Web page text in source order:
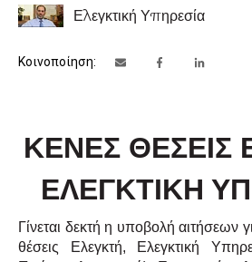
Ελεγκτική Υπηρεσία
Κοινοποίηση:
ΚΕΝΕΣ ΘΕΣΕΙΣ
ΕΛΕΓΚΤΙΚΗ
Γίνεται δεκτή η υποβολή αιτήσεων
θέσεις Ελεγκτή, Ελεγκτική